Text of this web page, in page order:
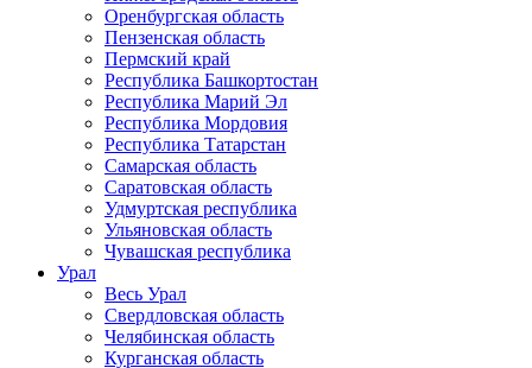
Оренбургская область
Пензенская область
Пермский край
Республика Башкортостан
Республика Марий Эл
Республика Мордовия
Республика Татарстан
Самарская область
Саратовская область
Удмуртская республика
Ульяновская область
Чувашская республика
Урал
Весь Урал
Свердловская область
Челябинская область
Курганская область